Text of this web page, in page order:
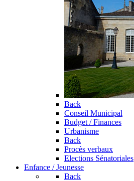
Back
Conseil Municipal
Budget / Finances
Urbanisme
Back
Procès verbaux
Elections Sénatoriales
Enfance / Jeunesse
Back